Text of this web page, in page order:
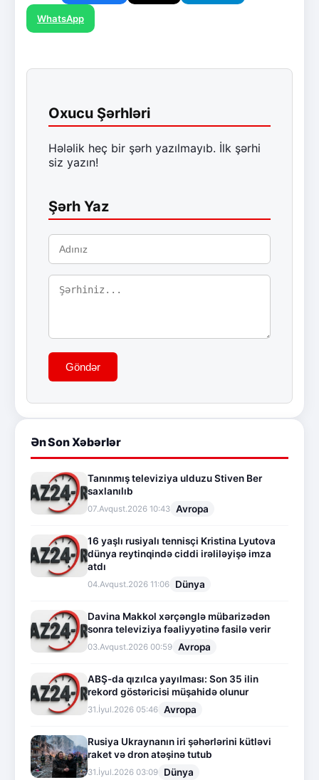
WhatsApp
Oxucu Şərhləri
Hələlik heç bir şərh yazılmayıb. İlk şərhi
siz yazın!
Şərh Yaz
Göndər
Ən Son Xəbərlər
Tanınmış televiziya ulduzu Stiven Ber
saxlanılıb
07.Avqust.2026 10:43 Avropa
16 yaşlı rusiyalı tennisçi Kristina Lyutova
dünya reytinqində ciddi irəliləyişə imza
atdı
04.Avqust.2026 11:06 Dünya
Davina Makkol xərçənglə mübarizədən
sonra televiziya fəaliyyətinə fasilə verir
03.Avqust.2026 00:59 Avropa
ABŞ-da qızılca yayılması: Son 35 ilin
rekord göstəricisi müşahidə olunur
31.İyul.2026 05:46 Avropa
Rusiya Ukraynanın iri şəhərlərini kütləvi
raket və dron atəşinə tutub
31.İyul.2026 03:09 Dünya